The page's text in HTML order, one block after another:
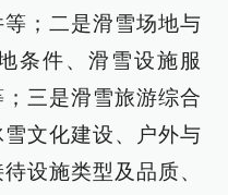
；二是滑雪场地与
条件、滑雪设施服
三是滑雪旅游综合
文化建设、户外与
设施类型及品质、